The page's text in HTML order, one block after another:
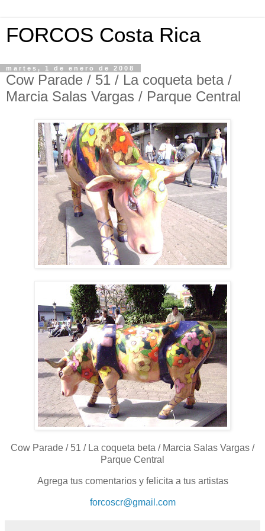
FORCOS Costa Rica
martes, 1 de enero de 2008
Cow Parade / 51 / La coqueta beta /
Marcia Salas Vargas / Parque Central
Cow Parade / 51 / La coqueta beta / Marcia Salas Vargas /
Parque Central
Agrega tus comentarios y felicita a tus artistas
forcoscr@gmail.com